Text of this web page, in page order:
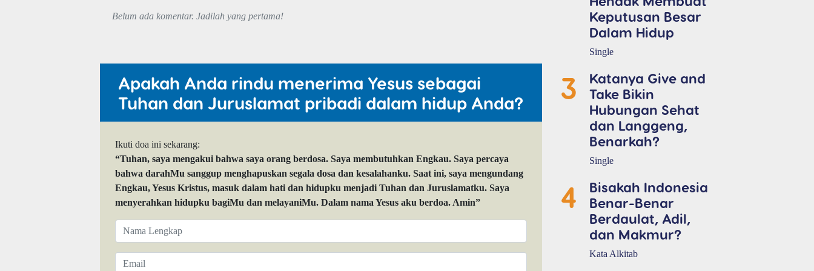
Belum ada komentar. Jadilah yang pertama!
Apakah Anda rindu menerima Yesus sebagai
Tuhan dan Juruslamat pribadi dalam hidup Anda?
Ikuti doa ini sekarang:
“Tuhan, saya mengakui bahwa saya orang berdosa. Saya membutuhkan Engkau. Saya percaya
bahwa darahMu sanggup menghapuskan segala dosa dan kesalahanku. Saat ini, saya mengundang
Engkau, Yesus Kristus, masuk dalam hati dan hidupku menjadi Tuhan dan Juruslamatku. Saya
menyerahkan hidupku bagiMu dan melayaniMu. Dalam nama Yesus aku berdoa. Amin”
Keputusan Besar
Dalam Hidup
Single
3
Katanya Give and
Take Bikin
Hubungan Sehat
dan Langgeng,
Benarkah?
Single
4
Bisakah Indonesia
Benar-Benar
Berdaulat, Adil,
dan Makmur?
Kata Alkitab